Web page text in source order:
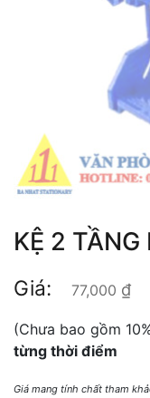
KỆ 2
Giá: 77,000 ₫
(Chưa bao gồm
từng thời điểm
Giá mang tính chất tham